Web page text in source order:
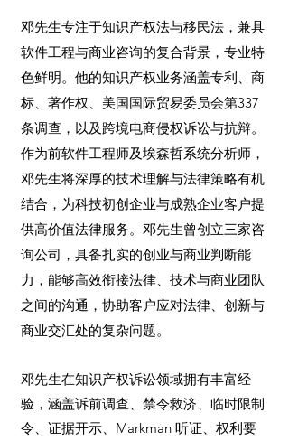
邓先生专注于知识产权法与移民法，兼具
软件工程与商业咨询的复合背景，专业特
色鲜明。他的知识产权业务涵盖专利、商
标、著作权、美国国际贸易委员会第337
条调查，以及跨境电商侵权诉讼与抗辩。
作为前软件工程师及埃森哲系统分析师，
邓先生将深厚的技术理解与法律策略有机
结合，为科技初创企业与成熟企业客户提
供高价值法律服务。 邓先生曾创立三家咨
询公司，具备扎实的创业与商业判断能
力，能够高效衔接法律、技术与商业团队
之间的沟通，协助客户应对法律、创新与
商业交汇处的复杂问题。
邓先生在知识产权诉讼领域拥有丰富经
验，涵盖诉前调查、禁令救济、临时限制
令、证据开示、Markman 听证、权利要